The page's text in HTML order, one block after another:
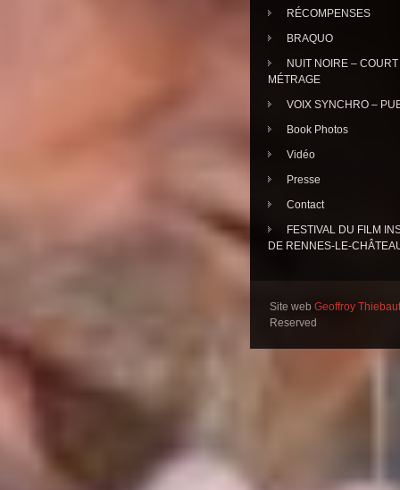
RÉCOMPENSES
BRAQUO
NUIT NOIRE – COURT
MÉTRAGE
VOIX SYNCHRO –
Book Photos
Vidéo
Presse
Contact
FESTIVAL DU FILM
DE RENNES-LE-
Site web Geoffroy
Reserved